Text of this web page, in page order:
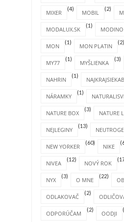
MIXER
(4)
MOBIL
(2)
MODALUX.SK
(1)
MODINO
MON
(1)
MON PLATIN
(2)
MY77
(1)
MYŠLIENKA
(3)
NAHRIN
(1)
NÁRAMKY
(1)
NATURE BOX
(3)
NATURE
NEJLEGINY
(13)
NEW YORKER
(60)
NIKE
NIVEA
(12)
NOVÝ ROK
NYX
(3)
O MNE
(22)
ODLAKOVAČ
(2)
ODPORÚČAM
(2)
OODJI